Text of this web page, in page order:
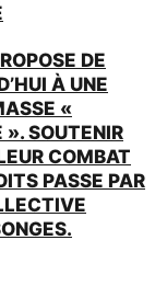
DE
À UNE
«
SOUTENIR
COMBAT
PASSE PAR